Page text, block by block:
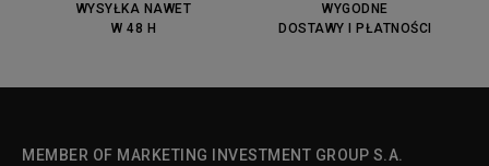
WYSYŁKA NAWET
W 48 H
WYGODNE
DOSTAWY I PŁATNOŚCI
MEMBER OF MARKETING INVESTMENT GROUP S.A.